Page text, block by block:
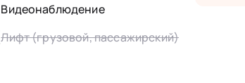
Видеонаблюдение
Лифт (грузовой, пассажирский)